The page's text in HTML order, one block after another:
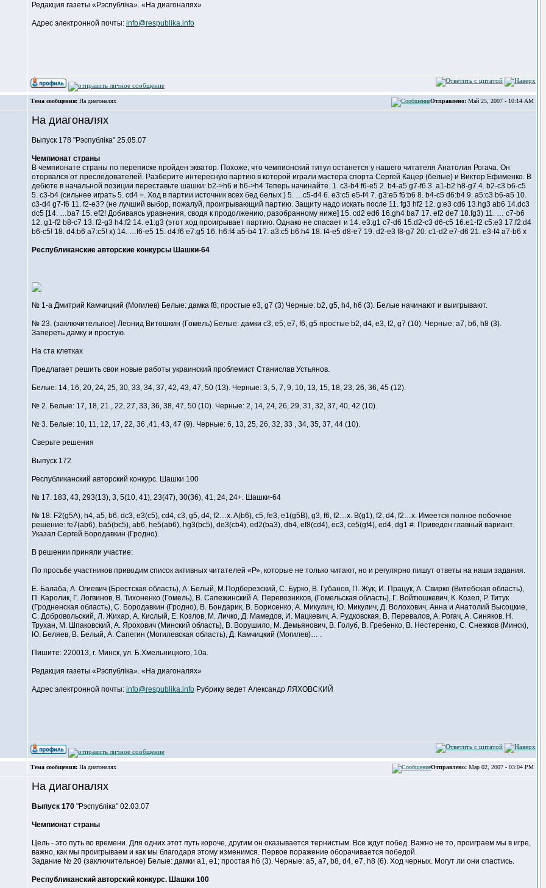
Редакция газеты «Рэспублiка». «На диагоналях»
Адрес электронной почты: info@respublika.info
Тема сообщения: На диагоналях Отправлено: Май 25, 2007 - 10:14 AM
На диагоналях
Выпуск 178 "Рэспублiка" 25.05.07
Чемпионат страны
В чемпионате страны по переписке пройден экватор. Похоже, что чемпионский титул останется у нашего читателя Анатолия Рогача. Он
оторвался от преследователей. Разберите интересную партию в которой играли мастера спорта Сергей Кацер (белые) и Виктор Ефименко. В
дебюте в начальной позиции переставьте шашки: b2->h6 и h6->h4 Теперь начинайте. 1. c3-b4 f6-e5 2. b4-a5 g7-f6 3. a1-b2 h8-g7 4. b2-c3 b6-c5
5. c3-b4 (сильнее играть 5. cd4 =. Ход в партии источник всех бед белых ) 5. …c5-d4 6. e3:c5 e5-f4 7. g3:e5 f6:b6 8. b4-c5 d6:b4 9. a5:c3 b6-a5 10.
c3-d4 g7-f6 11. f2-e3? (не лучший выбор, пожалуй, проигрывающий партию. Защиту надо искать после 11. fg3 hf2 12. g:e3 cd6 13.hg3 ab6 14.dc3
dc5 [14. …ba7 15. ef2! Добиваясь уравнения, сводя к продолжению, разобранному ниже] 15. cd2 ed6 16.gh4 ba7 17. ef2 de7 18.fg3) 11. … c7-b6
12. g1-f2 b8-c7 13. f2-g3 h4:f2 14. e1:g3 (этот ход проигрывает партию. Однако не спасает и 14. e3:g1 c7-d6 15.d2-c3 d6-c5 16.e1-f2 c5:e3 17.f2:d4
b6-с5! 18. d4:b6 a7:c5! x) 14. …f6-e5 15. d4:f6 e7:g5 16. h6:f4 a5-b4 17. a3:c5 b6:h4 18. f4-e5 d8-e7 19. d2-e3 f8-g7 20. c1-d2 e7-d6 21. e3-f4 a7-b6 x
Республиканские авторские конкурсы Шашки-64
№ 1-a Дмитрий Камчицкий (Могилев) Белые: дамка f8; простые e3, g7 (3) Черные: b2, g5, h4, h6 (3). Белые начинают и выигрывают.
№ 23. (заключительное) Леонид Витошкин (Гомель) Белые: дамки c3, e5; e7, f6, g5 простые b2, d4, e3, f2, g7 (10). Черные: a7, b6, h8 (3).
Запереть дамку и простую.
На ста клетках
Предлагает решить свои новые работы украинский проблемист Станислав Устьянов.
Белые: 14, 16, 20, 24, 25, 30, 33, 34, 37, 42, 43, 47, 50 (13). Черные: 3, 5, 7, 9, 10, 13, 15, 18, 23, 26, 36, 45 (12).
№ 2. Белые: 17, 18, 21 , 22, 27, 33, 36, 38, 47, 50 (10). Черные: 2, 14, 24, 26, 29, 31, 32, 37, 40, 42 (10).
№ 3. Белые: 10, 11, 12, 17, 22, 36 ,41, 43, 47 (9). Черные: 6, 13, 25, 26, 32, 33 , 34, 35, 37, 44 (10).
Сверьте решения
Выпуск 172
Республиканский авторский конкурс. Шашки 100
№ 17. 183, 43, 293(13), 3, 5(10, 41), 23(47), 30(36), 41, 24, 24+. Шашки-64
№ 18. F2(g5A), h4, a5, b6, dc3, e3(c5), cd4, c3, g5, d4, f2…x. A(b6), c5, fe3, e1(g5B), g3, f6, f2…x. B(g1), f2, d4, f2…x. Имеется полное побочное
решение: fe7(ab6), ba5(bc5), ab6, he5(ab6), hg3(bc5), de3(cb4), ed2(ba3), db4, ef8(cd4), ec3, ce5(gf4), ed4, dg1 #. Приведен главный вариант.
Указал Сергей Бородавкин (Гродно).
В решении приняли участие:
По просьбе участников приводим список активных читателей «Р», которые не только читают, но и регулярно пишут ответы на наши задания.
Е. Балаба, А. Огиевич (Брестская область), А. Белый, М.Подберезский, С. Бурко, В. Губанов, П. Жук, И. Працук, А. Свирко (Витебская область),
П. Каролик, Г. Логвинов, В. Тихоненко (Гомель), В. Сапежинский А. Перевозников, (Гомельская область), Г. Войтюшкевич, К. Козел, Р. Титук
(Гродненская область), С. Бородавкин (Гродно), В. Бондарик, В. Борисенко, А. Микулич, Ю. Микулич, Д. Волохович, Анна и Анатолий Высоцкие,
С. Добровольский, Л. Жихар, А. Кислый, Е. Козлов, М. Личко, Д. Мамедов, И. Мацкевич, А. Рудковская, В. Перевалов, А. Рогач, А. Синяков, Н.
Трухан, М. Шпаковский, А. Ярохович (Минский область), В. Ворушило, М. Демьянович, В. Голуб, В. Гребенко, В. Нестеренко, С. Снежков (Минск),
Ю. Беляев, В. Белый, А. Сапегин (Могилевская область), Д. Камчицкий (Могилев)… .
Пишите: 220013, г. Минск, ул. Б.Хмельницкого, 10a.
Редакция газеты «Рэспублiка». «На диагоналях»
Адрес электронной почты: info@respublika.info Рубрику ведет Александр ЛЯХОВСКИЙ
Тема сообщения: На диагоналях Отправлено: Мар 02, 2007 - 03:04 PM
На диагоналях
Выпуск 170 "Рэспублiка" 02.03.07
Чемпионат страны
Цель - это путь во времени. Для одних этот путь короче, другим он оказывается тернистым. Все ждут побед. Важно не то, проиграем мы в игре,
важно, как мы проигрываем и как мы благодаря этому изменимся. Первое поражение оборачивается победой.
Задание № 20 (заключительное) Белые: дамки a1, e1; простая h6 (3). Черные: a5, a7, b8, d4, e7, h8 (6). Ход черных. Могут ли они спастись.
Республиканский авторский конкурс. Шашки 100